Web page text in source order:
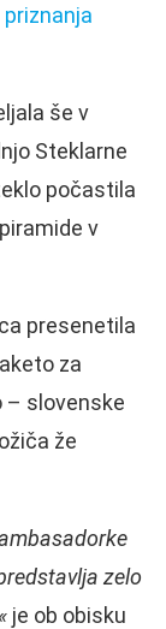
priznanja
še v
Steklarne
počastila
v
presenetila
za
– slovenske
že
zelo
je ob obisku